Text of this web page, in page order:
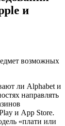
и
возможных
ли Alphabet и
направлять
и App Store.
«плати или